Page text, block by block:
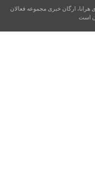
هرانا، ارگان خبری مجموعه فعالان
است